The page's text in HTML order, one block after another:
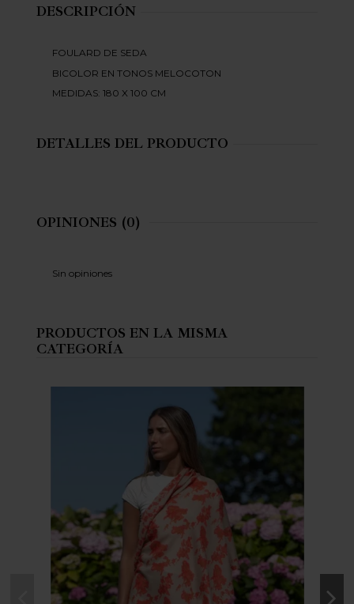
DESCRIPCIÓN
FOULARD DE SEDA
BICOLOR EN TONOS MELOCOTON
MEDIDAS: 180 X 100 CM
DETALLES DEL PRODUCTO
OPINIONES (0)
Sin opiniones
PRODUCTOS EN LA MISMA
CATEGORÍA